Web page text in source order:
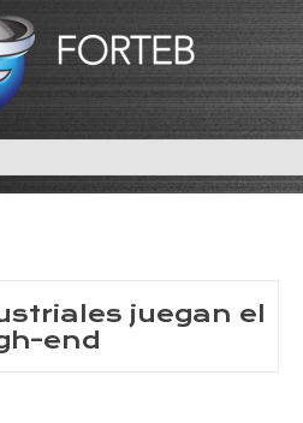
juegan el
end